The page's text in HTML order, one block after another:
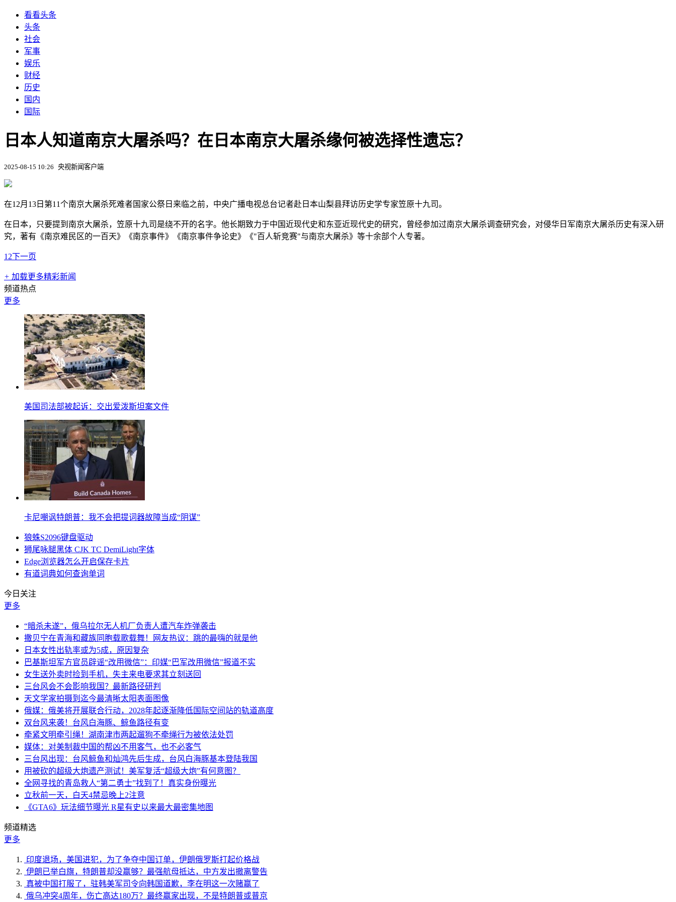
看看头条
头条
社会
军事
娱乐
财经
历史
国内
国际
日本人知道南京大屠杀吗？在日本南京大屠杀缘何被选择性遗忘？
2025-08-15 10:26 央视新闻客户端
在12月13日第11个南京大屠杀死难者国家公祭日来临之前，中央广播电视总台记者赴日本山梨县拜访历史学专家笠原十九司。
在日本，只要提到南京大屠杀，笠原十九司是绕不开的名字。他长期致力于中国近现代史和东亚近现代史的研究，曾经参加过南京大屠杀调查研究会，对侵华日军南京大屠杀历史有深入研
究，著有《南京难民区的一百天》《南京事件》《南京事件争论史》《"百人斩竞赛"与南京大屠杀》等十余部个人专著。
1 2下一页
+ 加载更多精彩新闻
频道热点
更多
美国司法部被起诉：交出爱泼斯坦案文件
卡尼嘲讽特朗普：我不会把提词器故障当成“阴谋”
狼蛛S2096键盘驱动
狮尾咏腿黑体 CJK TC DemiLight字体
Edge浏览器怎么开启保存卡片
有道词典如何查询单词
今日关注
更多
“暗杀未遂”，俄乌拉尔无人机厂负责人遭汽车炸弹袭击
撒贝宁在青海和藏族同胞载歌载舞！网友热议：跳的最嗨的就是他
日本女性出轨率或为5成，原因复杂
巴基斯坦军方官员辟谣“改用微信”：印媒“巴军改用微信”报道不实
女生送外卖时捡到手机，失主来电要求其立刻送回
三台风会不会影响我国？最新路径研判
天文学家拍摄到迄今最清晰太阳表面图像
俄媒：俄美将开展联合行动，2028年起逐渐降低国际空间站的轨道高度
双台风来袭！台风白海豚、鲸鱼路径有变
牵紧文明牵引绳！湖南津市两起遛狗不牵绳行为被依法处罚
媒体：对美制裁中国的帮凶不用客气，也不必客气
三台风出现：台风鲸鱼和灿鸿先后生成，台风白海豚基本登陆我国
用被砍的超级大炮遗产测试！美军复活“超级大炮”有何意图？
全网寻找的青岛救人“第二勇士”找到了！真实身份曝光
立秋前一天，白天4禁忌晚上2注意
《GTA6》玩法细节曝光 R星有史以来最大最密集地图
频道精选
更多
印度退场，美国进犯，为了争夺中国订单，伊朗俄罗斯打起价格战
伊朗已举白旗，特朗普却没赢够？最强航母抵达，中方发出撤离警告
真被中国打服了，驻韩美军司令向韩国道歉，李在明这一次赌赢了
俄乌冲突4周年，伤亡高达180万？最终赢家出现，不是特朗普或普京